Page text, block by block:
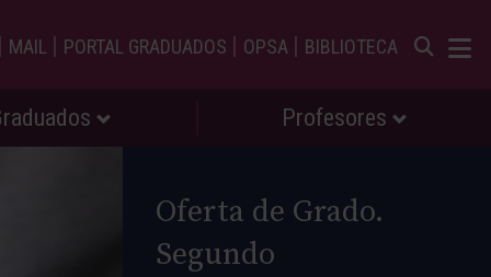
| MAIL | PORTAL GRADUADOS | OPSA | BIBLIOTECA
Profesores
Oferta de Grado.
Segundo